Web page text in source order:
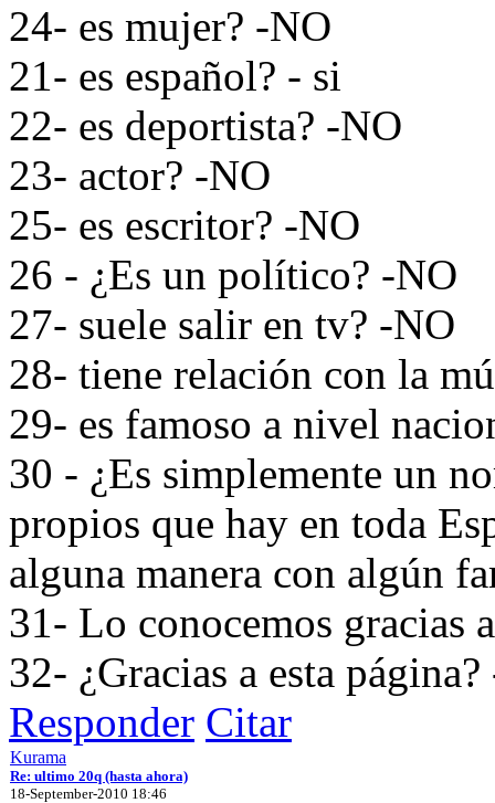
24- es mujer? -NO
21- es español? - si
22- es deportista? -NO
23- actor? -NO
25- es escritor? -NO
26 - ¿Es un político? -NO
27- suele salir en tv? -NO
28- tiene relación con la
29- es famoso a nivel
30 - ¿Es simplemente un
propios que hay en toda
alguna manera con algún
31- Lo conocemos gracias
32- ¿Gracias a esta
Responder Citar
Kurama
Re: ultimo 20q (hasta ahora)
18-September-2010 18:46